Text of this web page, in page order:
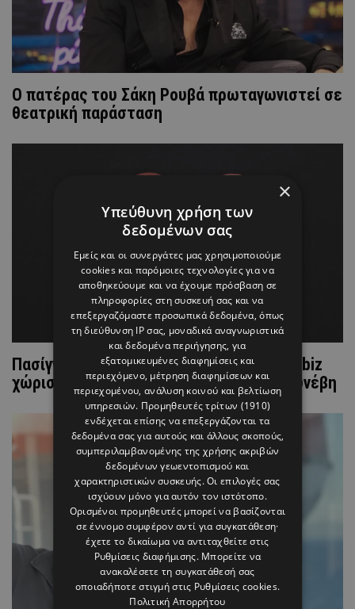
Ο πατέρας του Σάκη Ρουβά πρωταγωνιστεί σε
θεατρική παράσταση
Πασίγνωστο ζευγάρι της ελληνικής showbiz
χώρισε μετά από 3 χρόνια σχέσης - Tι συνέβη
×
Υπεύθυνη χρήση των
δεδομένων σας
Εμείς και οι συνεργάτες μας χρησιμοποιούμε
cookies και παρόμοιες τεχνολογίες για να
αποθηκεύουμε και να έχουμε πρόσβαση σε
πληροφορίες στη συσκευή σας και να
επεξεργαζόμαστε προσωπικά δεδομένα, όπως
τη διεύθυνση IP σας, μοναδικά αναγνωριστικά
και δεδομένα περιήγησης, για
εξατομικευμένες διαφημίσεις και
περιεχόμενο, μέτρηση διαφημίσεων και
περιεχομένου, ανάλυση κοινού και βελτίωση
υπηρεσιών. Προμηθευτές τρίτων (1910)
ενδέχεται επίσης να επεξεργάζονται τα
δεδομένα σας για αυτούς και άλλους σκοπούς,
συμπεριλαμβανομένης της χρήσης ακριβών
δεδομένων γεωεντοπισμού και
χαρακτηριστικών συσκευής. Οι επιλογές σας
ισχύουν μόνο για αυτόν τον ιστότοπο.
Ορισμένοι προμηθευτές μπορεί να βασίζονται
σε έννομο συμφέρον αντί για συγκατάθεση·
έχετε το δικαίωμα να αντιταχθείτε στις
Ρυθμίσεις διαφήμισης. Μπορείτε να
ανακαλέσετε τη συγκατάθεσή σας
οποιαδήποτε στιγμή στις Ρυθμίσεις cookies.
Πολιτική Απορρήτου